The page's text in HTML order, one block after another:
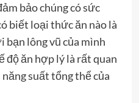
bảo chúng có sức
biết loại thức ăn nào là
lông vũ của mình
độ ăn hợp lý là rất quan
suất tổng thể của